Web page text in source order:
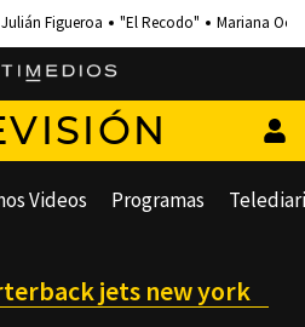
Julián Figueroa "El Recodo" Mariana
Videos Programas
jets new york